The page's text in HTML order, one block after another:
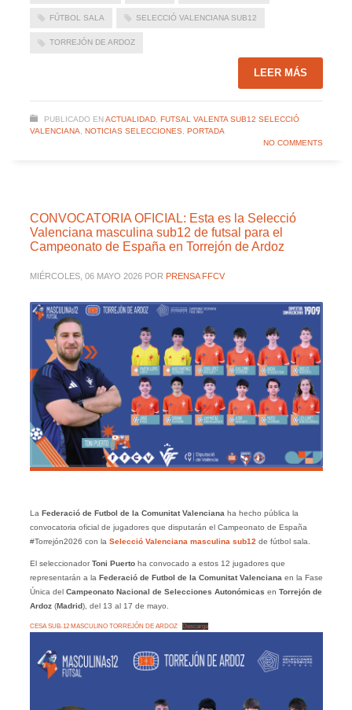
FÚTBOL SALA SELECCIÓ VALENCIANA SUB12
TORREJÓN DE ARDOZ
LEER MÁS
PUBLICADO EN ACTUALIDAD, FUTSAL VALENTA SUB12 SELECCIÓ
VALENCIANA
NOTICIAS SELECCIONES, PORTADA
NO COMMENTS
CONVOCATORIA OFICIAL: Esta es la Selecció
Valenciana masculina sub12 de futsal para el
Campeonato de España en Torrejón de Ardoz
MIÉRCOLES, 06 MAYO 2026 POR PRENSA FFCV
La Federació de Futbol de la Comunitat Valenciana ha hecho pública la
convocatoria oficial de jugadores que disputarán el Campeonato de España
#Torrejón2026 con la Selecció Valenciana masculina sub12 de fútbol sala.
El seleccionadorToni Puertoha convocado a estos 12 jugadores que
representarán a la Federació de Futbol de la Comunitat Valenciana en la Fase
Única del Campeonato Nacional de Selecciones Autonómicas en Torrejón de
Ardoz(Madrid), del 13 al 17 de mayo.
CESA SUB-12 MASCULINO TORREJÓN DE ARDOZ Descarga